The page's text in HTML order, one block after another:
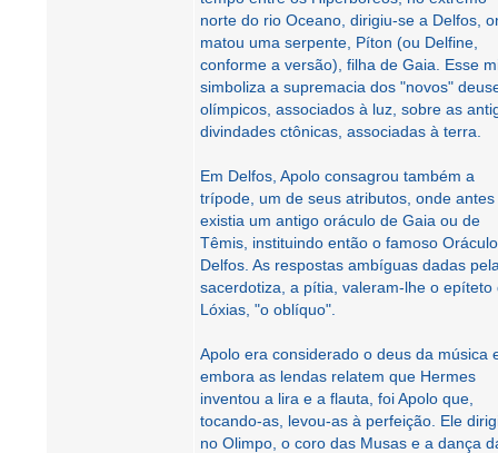
norte do rio Oceano, dirigiu-se a Delfos,
matou uma serpente, Píton (ou Delfine,
conforme a versão), filha de Gaia. Esse
simboliza a supremacia dos "novos"
olímpicos, associados à luz, sobre as
divindades ctônicas, associadas à terra.
Em Delfos, Apolo consagrou também a
trípode, um de seus atributos, onde antes
existia um antigo oráculo de Gaia ou de
Têmis, instituindo então o famoso
Delfos. As respostas ambíguas dadas
sacerdotiza, a pítia, valeram-lhe o epíteto
Lóxias, "o oblíquo".
Apolo era considerado o deus da música
embora as lendas relatem que Hermes
inventou a lira e a flauta, foi Apolo que,
tocando-as, levou-as à perfeição. Ele
no Olimpo, o coro das Musas e a dança